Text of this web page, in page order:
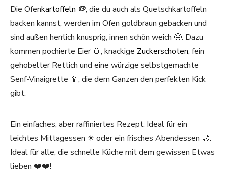
Die Ofenkartoffeln 🥔, die du auch als Quetschkartoffeln
backen kannst, werden im Ofen goldbraun gebacken und
sind außen herrlich knusprig, innen schön weich 🤤. Dazu
kommen pochierte Eier 🥚, knackige Zuckerschoten, fein
gehobelter Rettich und eine würzige selbstgemachte
Senf-Vinaigrette 🥄, die dem Ganzen den perfekten Kick
gibt.
Ein einfaches, aber raffiniertes Rezept. Ideal für ein
leichtes Mittagessen ☀ oder ein frisches Abendessen 🌙.
Ideal für alle, die schnelle Küche mit dem gewissen Etwas
lieben ❤️❤️!